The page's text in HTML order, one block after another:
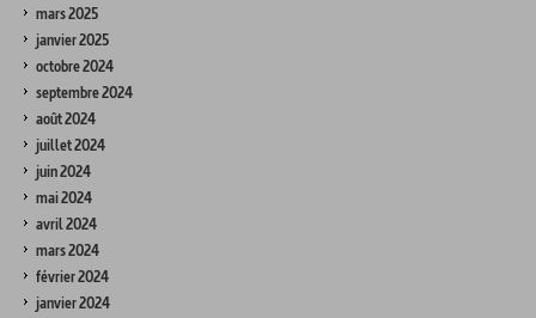
mars 2025
janvier 2025
octobre 2024
septembre 2024
août 2024
juillet 2024
juin 2024
mai 2024
avril 2024
mars 2024
février 2024
janvier 2024